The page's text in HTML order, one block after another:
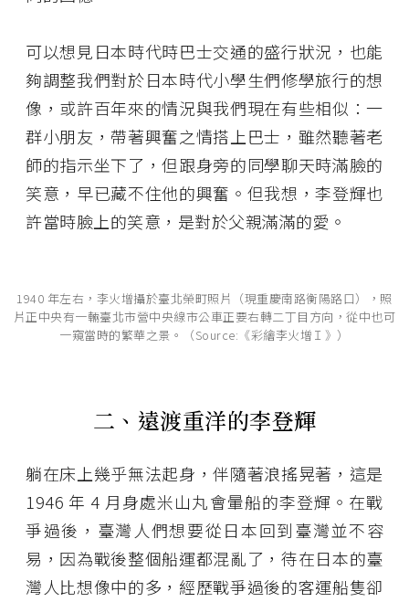
可以想見日本時代時巴士交通的盛行狀況，也能
夠調整我們對於日本時代小學生們修學旅行的想
像，或許百年來的情況與我們現在有些相似：一
群小朋友，帶著興奮之情搭上巴士，雖然聽著老
師的指示坐下了，但跟身旁的同學聊天時滿臉的
笑意，早已藏不住他的興奮。但我想，李登輝也
許當時臉上的笑意，是對於父親滿滿的愛。
1940 年左右，李火增攝於臺北榮町照片（現重慶南路衡陽路口），照
片正中央有一輛臺北市營中央線市公車正要右轉二丁目方向，從中也可
一窺當時的繁華之景。（Source:《彩繪李火增Ｉ》）
二、遠渡重洋的李登輝
躺在床上幾乎無法起身，伴隨著浪搖晃著，這是
1946 年 4 月身處米山丸會暈船的李登輝。在戰
爭過後，臺灣人們想要從日本回到臺灣並不容
易，因為戰後整個船運都混亂了，待在日本的臺
灣人比想像中的多，經歷戰爭過後的客運船隻卻